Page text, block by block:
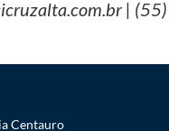
|
Centauro